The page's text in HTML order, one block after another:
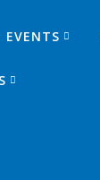
EVENTS